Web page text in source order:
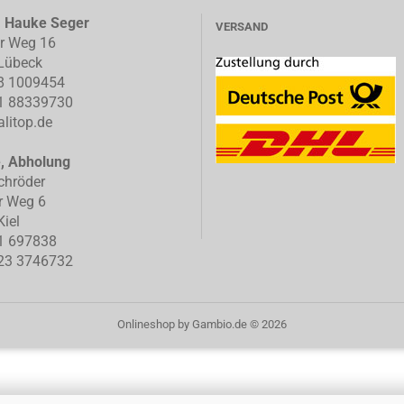
Hauke Seger
Weg 16
1009454
88339730
Abholung
Weg 6
697838
3746732
VERSAND
Onlineshop by Gambio.de © 2026